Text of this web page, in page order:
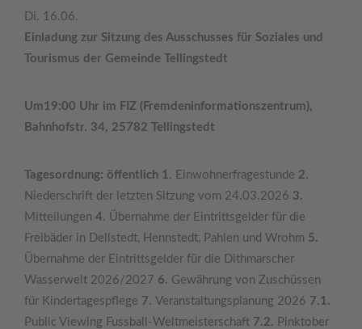
Di. 16.06.
Einladung zur Sitzung des Ausschusses für Soziales und
Tourismus der Gemeinde Tellingstedt
Um19:00 Uhr im FIZ (Fremdeninformationszentrum),
Bahnhofstr. 34, 25782 Tellingstedt
Tagesordnung: öffentlich 1. Einwohnerfragestunde 2.
Niederschrift der letzten Sitzung vom 24.03.2026 3.
Mitteilungen 4. Übernahme der Eintrittsgelder für die
Freibäder in Dellstedt, Hennstedt, Pahlen und Wrohm 5.
Übernahme der Eintrittsgelder für die Dithmarscher
Wasserwelt 2026/2027 6. Gewährung von Zuschüssen
für Kindertagespflege 7. Veranstaltungsplanung 2026 7.1.
Public Viewing Fussball-Weltmeisterschaft 7.2. Pinktober